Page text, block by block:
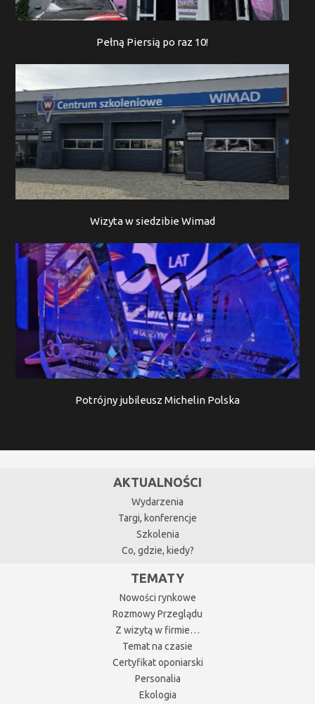
Pełną Piersią po raz 10!
Wizyta w siedzibie Wimad
Potrójny jubileusz Michelin Polska
AKTUALNOŚCI
Wydarzenia
Targi, konferencje
Szkolenia
Co, gdzie, kiedy?
TEMATY
Nowości rynkowe
Rozmowy Przeglądu
Z wizytą w firmie…
Temat na czasie
Certyfikat oponiarski
Personalia
Ekologia